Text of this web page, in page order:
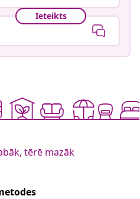
Ieteikts
tērē mazāk